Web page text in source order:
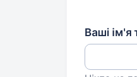
Ваші ім'я